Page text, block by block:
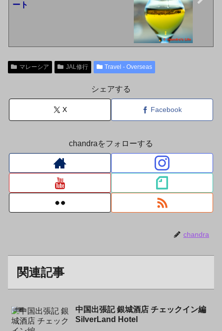
ート
マレーシア JAL修行 Travel - Overseas
シェアする
X Facebook
chandraをフォローする
chandra
関連記事
中国
中国出張記 銀城酒店 チェックイン編
SilverLand Hotel